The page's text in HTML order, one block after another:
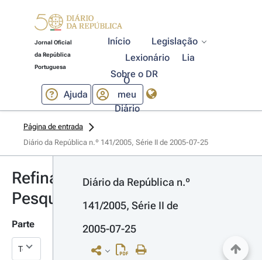
Jornal Oficial
da República
Portuguesa
Início
Legislação
Lexionário
Lia
Sobre o DR
Ajuda
O
meu
Diário
Página de entrada
Diário da República n.º 141/2005, Série II de 2005-07-25
Refinar
Pesquisa
Parte
Diário da República n.º
141/2005, Série II de
2005-07-25